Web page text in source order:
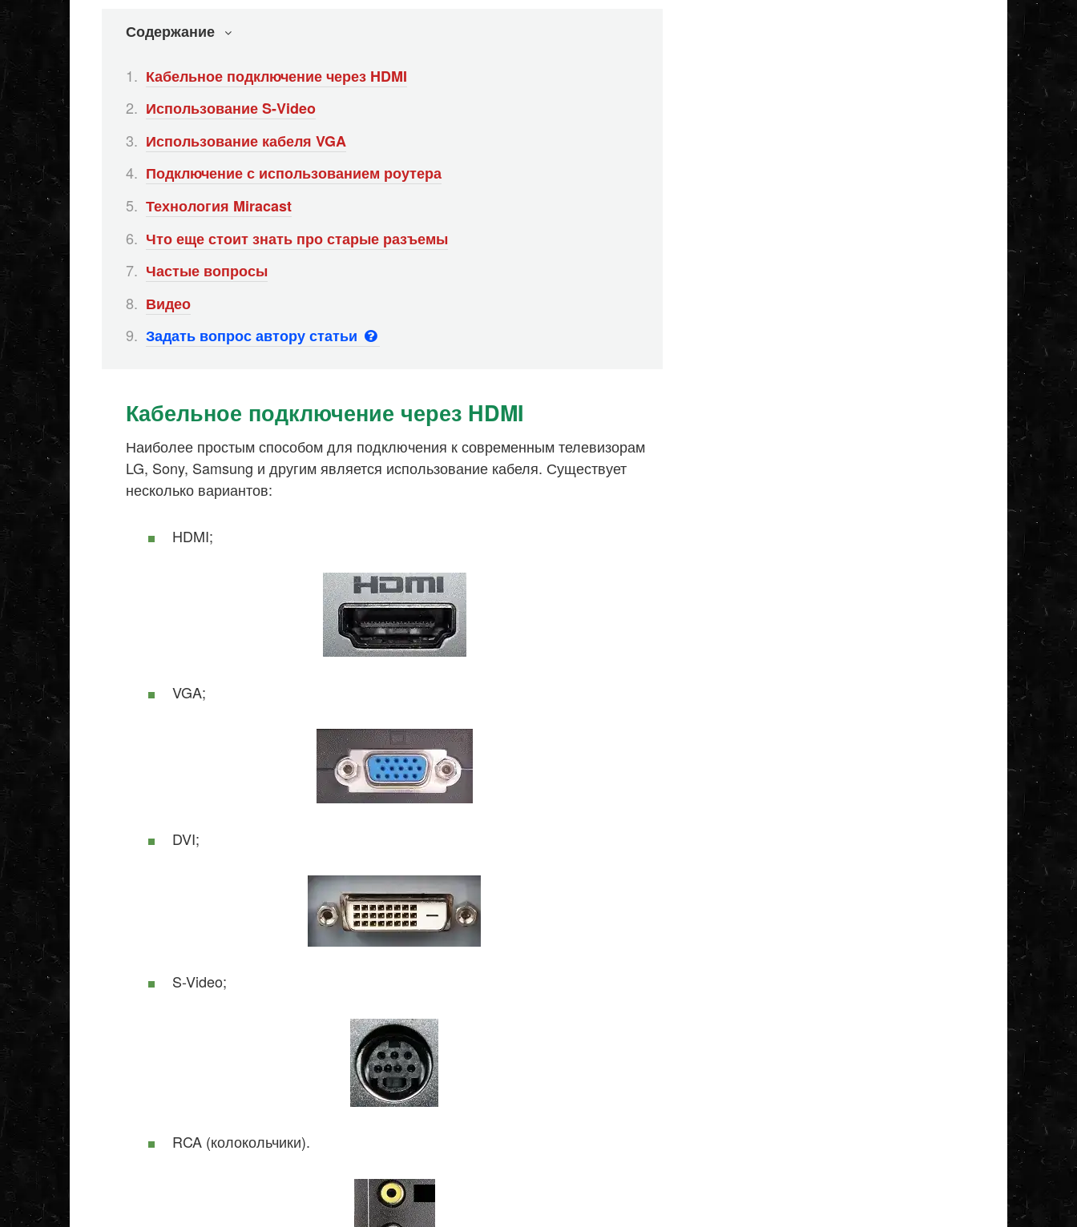
Содержание
Кабельное подключение через HDMI
Использование S-Video
Использование кабеля VGA
Подключение с использованием роутера
Технология Miracast
Что еще стоит знать про старые разъемы
Частые вопросы
Видео
Задать вопрос автору статьи
Кабельное подключение через HDMI
Наиболее простым способом для подключения к современным телевизорам
LG, Sony, Samsung и другим является использование кабеля. Существует
несколько вариантов:
HDMI;
VGA;
DVI;
S-Video;
RCA (колокольчики).